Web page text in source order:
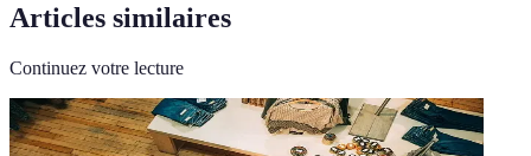
Articles similaires
Continuez votre lecture